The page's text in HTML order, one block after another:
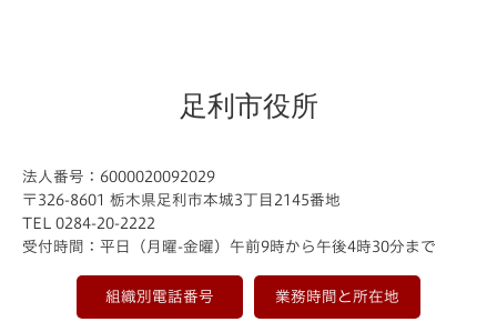
足利市役所
法人番号：6000020092029
〒326-8601 栃木県足利市本城3丁目2145番地
TEL 0284-20-2222
受付時間：平日（月曜-金曜）午前9時から午後4時30分まで
組織別電話番号 業務時間と所在地